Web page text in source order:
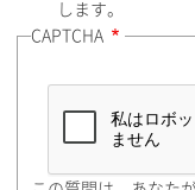
します。
CAPTCHA